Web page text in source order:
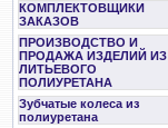
КОМПЛЕКТОВЩИКИ
ЗАКАЗОВ
ПРОИЗВОДСТВО И
ПРОДАЖА ИЗДЕЛИЙ ИЗ
ЛИТЬЕВОГО
ПОЛИУРЕТАНА
Зубчатые колеса из
полиуретана